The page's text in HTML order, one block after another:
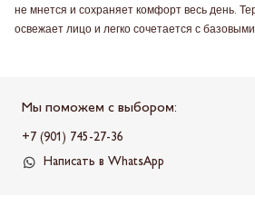
не мнется и сохраняет комфорт весь день.
освежает лицо и легко сочетается с
Мы поможем с выбором:
+7 (901) 745-27-36
Написать в WhatsApp